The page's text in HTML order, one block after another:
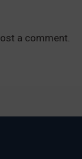
a comment.